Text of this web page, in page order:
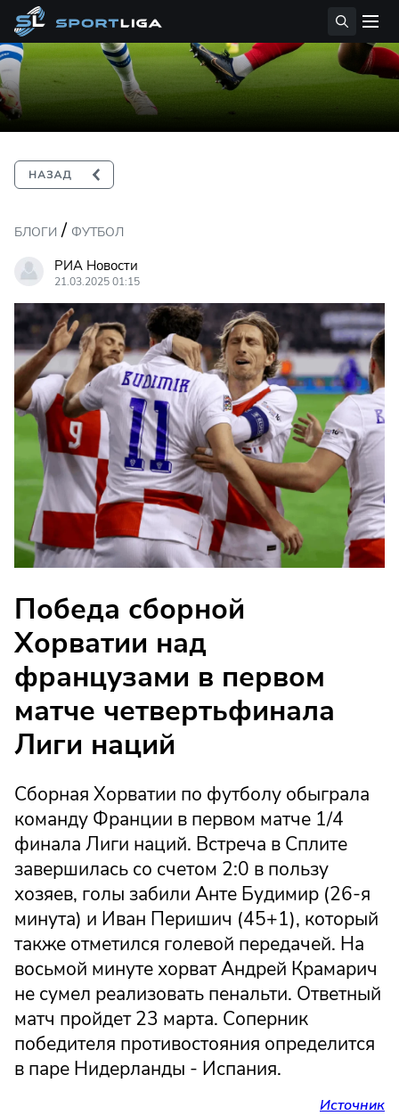
БЛОГИ / ФУТБОЛ
РИА Новости
21.03.2025 01:15
Победа сборной
Хорватии над
французами в первом
матче четвертьфинала
Лиги наций
Сборная Хорватии по футболу обыграла
команду Франции в первом матче 1/4
финала Лиги наций. Встреча в Сплите
завершилась со счетом 2:0 в пользу
хозяев, голы забили Анте Будимир (26-я
минута) и Иван Перишич (45+1), который
также отметился голевой передачей. На
восьмой минуте хорват Андрей Крамарич
не сумел реализовать пенальти. Ответный
матч пройдет 23 марта. Соперник
победителя противостояния определится
в паре Нидерланды - Испания.
Источник